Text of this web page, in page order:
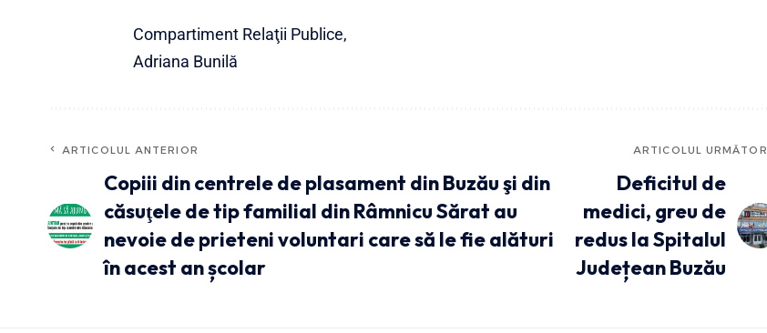
Compartiment Relaţii Publice,
Adriana Bunilă
ARTICOLUL ANTERIOR
Copiii din centrele de plasament din Buzău şi din
căsuţele de tip familial din Râmnicu Sărat au
nevoie de prieteni voluntari care să le fie alături
în acest an școlar
ARTICOLUL URMĂTOR
Deficitul de
medici, greu de
redus la Spitalul
Județean Buzău